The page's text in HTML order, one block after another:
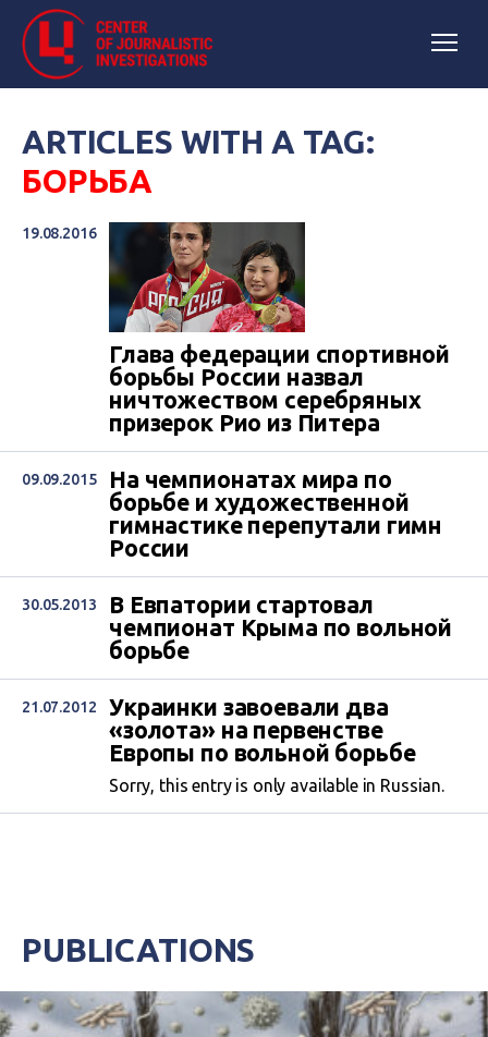
ARTICLES WITH A TAG:
БОРЬБА
19.08.2016
Глава федерации спортивной
борьбы России назвал
ничтожеством серебряных
призерок Рио из Питера
09.09.2015
На чемпионатах мира по
борьбе и художественной
гимнастике перепутали гимн
России
30.05.2013
В Евпатории стартовал
чемпионат Крыма по вольной
борьбе
21.07.2012
Украинки завоевали два
«золота» на первенстве
Европы по вольной борьбе
Sorry, this entry is only available in Russian.
PUBLICATIONS